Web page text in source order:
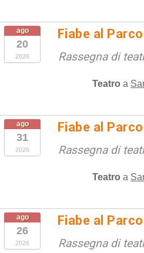
ago
20
2026
Fiabe al
Rassegna di
Teatro a
ago
31
2026
Fiabe al
Rassegna di
Teatro a
ago
26
2026
Fiabe al
Rassegna di